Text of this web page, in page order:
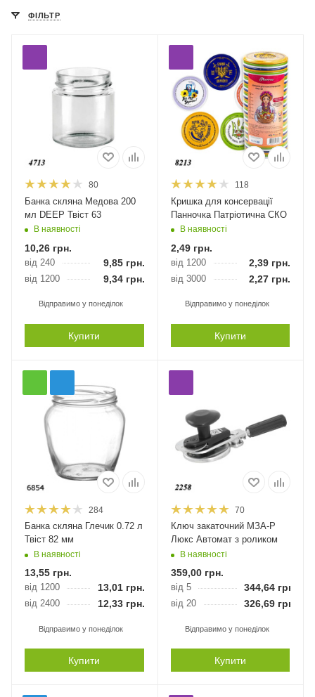
ФІЛЬТР
80
Банка скляна Медова 200
мл DEEP Твіст 63
В наявності
10,26 грн.
від 240 9,85грн.
від 1200 9,34грн.
Відправимо у понеділок
Купити
118
Кришка для консервації
Панночка Патріотична СКО
В наявності
2,49грн.
від 1200 2,39 грн.
від 3000 2,27 грн.
Відправимо у понеділок
Купити
284
Банка скляна Глечик 0.72 л
Твіст 82 мм
В наявності
13,55 грн.
від 1200 13,01 грн.
від 2400 12,33 грн.
Відправимо у понеділок
Купити
70
Ключ закаточний МЗА-Р
Люкс Автомат з роликом
В наявності
359,00грн.
від 5 344,64грн.
від 20 326,69грн.
Відправимо у понеділок
Купити